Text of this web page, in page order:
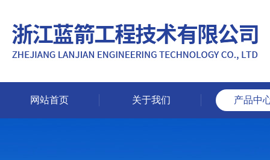
网站首页 关于我们 产品中